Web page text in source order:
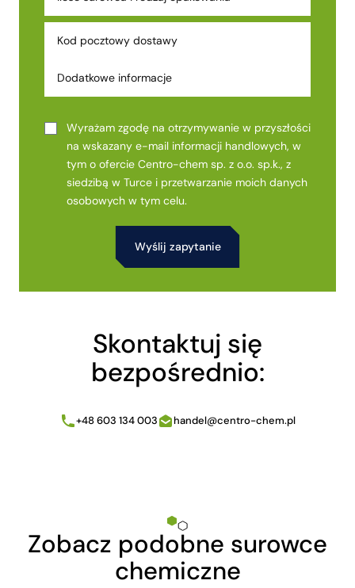
Wyrażam zgodę na otrzymywanie w przyszłości
na wskazany e-mail informacji handlowych, w
tym o ofercie Centro-chem sp. z o.o. sp.k., z
siedzibą w Turce i przetwarzanie moich danych
osobowych w tym celu.
Skontaktuj się
bezpośrednio:
+48 603 134 003 handel@centro-chem.pl
Zobacz podobne surowce
chemiczne